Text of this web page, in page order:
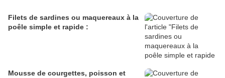
Filets de sardines ou maquereaux à la
poêle simple et rapide :
Mousse de courgettes, poisson et